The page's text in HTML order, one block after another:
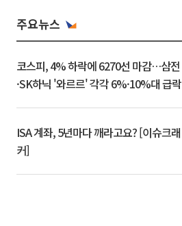
주요뉴스
코스피, 4% 하락에 6270선 마감…삼전
·SK하닉 '와르르' 각각 6%·10%대 급락
ISA 계좌, 5년마다 깨라고요? [이슈크래
커]